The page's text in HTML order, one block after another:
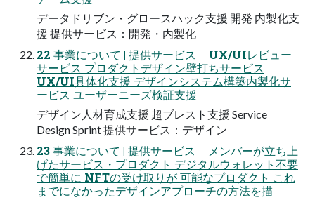
データドリブン・グロースハック支援 開発 内製化支
援 提供サービス：開発・内製化
22 事業について | 提供サービス UX/UIレビュー
サービス プロダクトデザイン壁打ちサービス
UX/UI具体化支援 デザインシステム構築内製化サ
ービス ユーザーニーズ検証支援
デザイン人材育成支援 超ブレスト支援 Service
Design Sprint 提供サービス：デザイン
23 事業について | 提供サービス メンバーが立ち上
げたサービス・プロダクト デジタルウォレット不要
で簡単に NFTの受け取りが 可能なプロダクト これ
までになかったデザインアプローチの方法を描